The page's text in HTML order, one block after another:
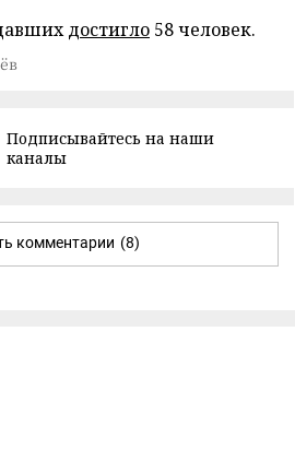
достигло 58 человек.
Подписывайтесь на наши
каналы
комментарии (8)